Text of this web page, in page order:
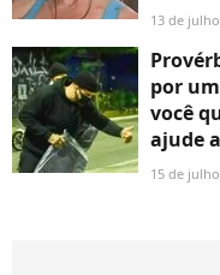
13 de
por
você
ajude
15 de